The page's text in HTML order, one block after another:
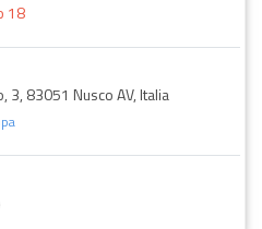
18
3, 83051 Nusco AV, Italia